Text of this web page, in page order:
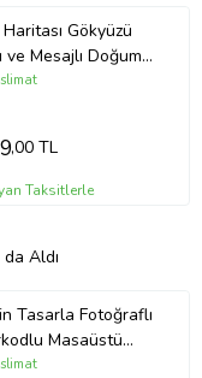
Haritası Gökyüzü
ve Mesajlı Doğum
Çerçeve oh946
,00 TL
Taksitlerle
Aldı
Tasarla Fotoğraflı
Masaüstü